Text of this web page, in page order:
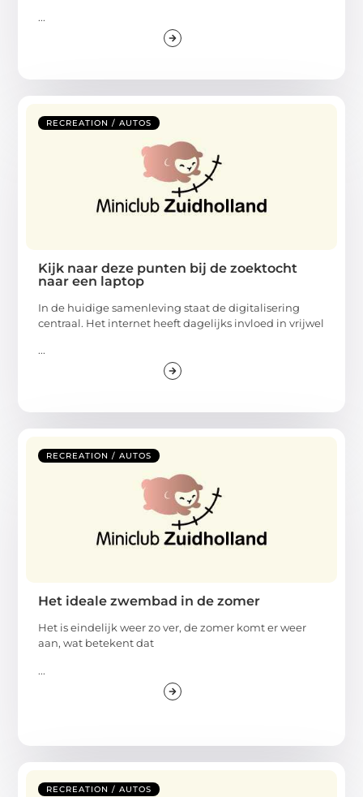
...
RECREATION / AUTOS
Kijk naar deze punten bij de zoektocht
naar een laptop
In de huidige samenleving staat de digitalisering
centraal. Het internet heeft dagelijks invloed in vrijwel
...
RECREATION / AUTOS
Het ideale zwembad in de zomer
Het is eindelijk weer zo ver, de zomer komt er weer
aan, wat betekent dat
...
RECREATION / AUTOS